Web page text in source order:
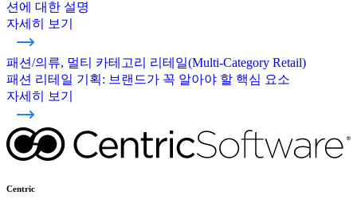
션에 대한 설명
자세히 보기
패션/의류, 멀티 카테고리 리테일(Multi-Category Retail)
패션 리테일 기획: 브랜드가 꼭 알아야 할 핵심 요소
자세히 보기
Centric